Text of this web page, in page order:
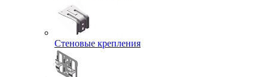
Стеновые крепления